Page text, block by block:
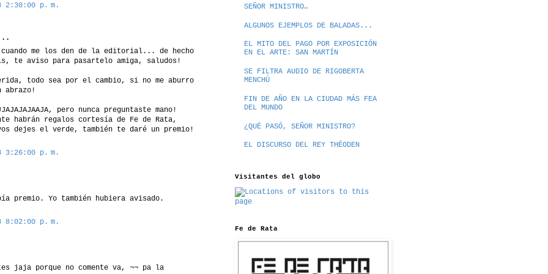
2:30:00 p. m.
me los den de la editorial... de hecho
te aviso para pasartelo amiga, saludos!
todo sea por el cambio, si no me aburro
pero nunca preguntaste mano!
habrán regalos cortesía de Fe de Rata,
dejes el verde, también te daré un premio!
3:26:00 p. m.
premio. Yo también hubiera avisado.
8:02:00 p. m.
jaja porque no comente va, ¬¬ pa la
SEÑOR MINISTRO…
ALGUNOS EJEMPLOS DE BALADAS...
EL MITO DEL PAGO POR EXPOSICIÓN
EN EL ARTE: SAN MARTÍN
SE FILTRA AUDIO DE RIGOBERTA
MENCHÚ
FIN DE AÑO EN LA CIUDAD MÁS FEA
DEL MUNDO
¿QUÉ PASÓ, SEÑOR MINISTRO?
EL DISCURSO DEL REY THÉODEN
Visitantes del globo
Fe de Rata